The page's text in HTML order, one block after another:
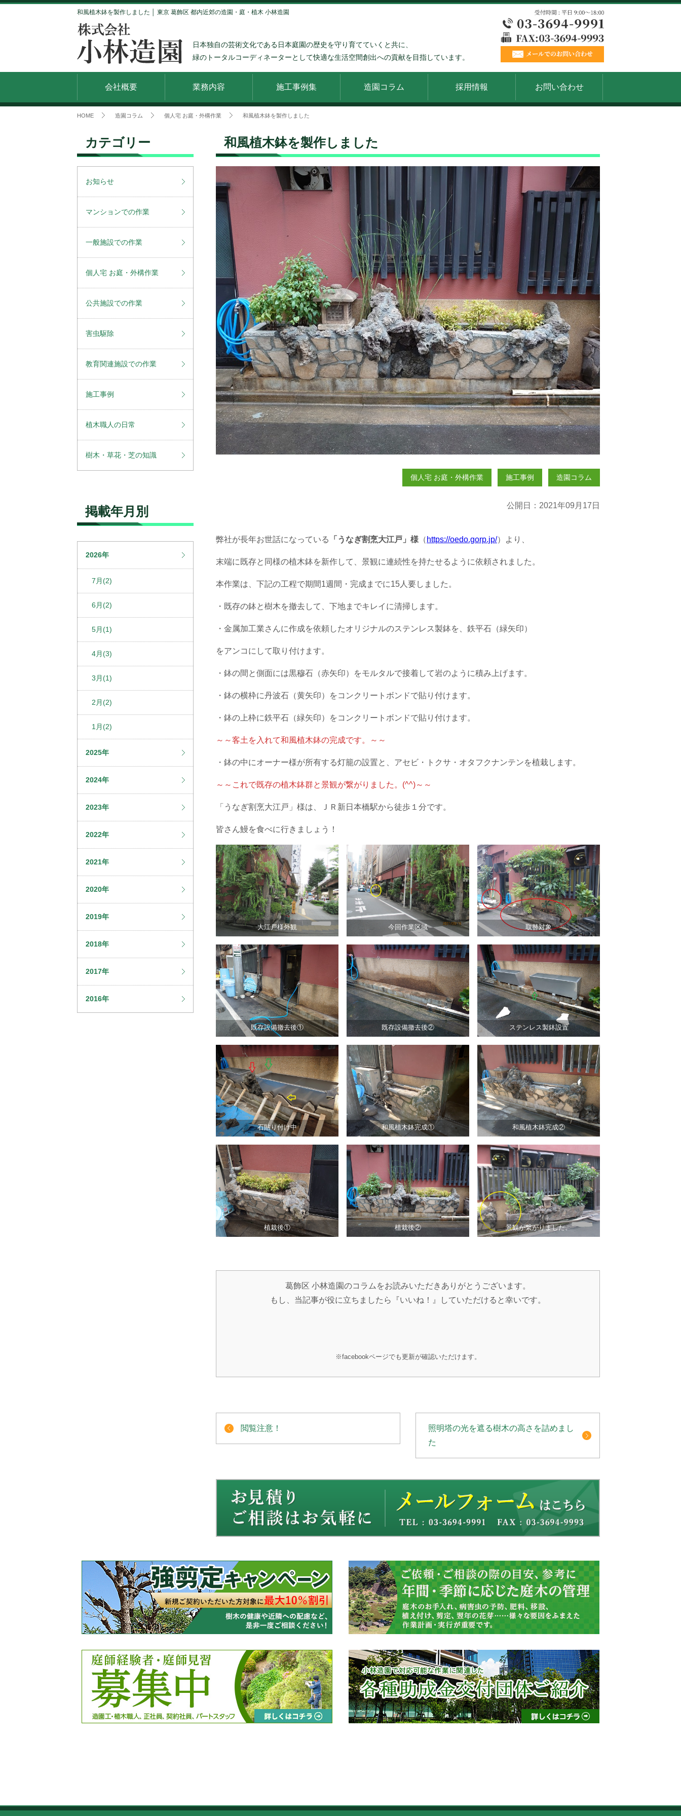
和風植木鉢を製作しました │ 東京 葛飾区 都内近郊の造園・庭・植木 小林造園
日本独自の芸術文化である日本庭園の歴史を守り育てていくと共に、
緑のトータルコーディネーターとして快適な生活空間創出への貢献を目指しています。
会社概要 業務内容 施工事例集 造園コラム 採用情報 お問い合わせ
HOME 造園コラム 個人宅 お庭・外構作業 和風植木鉢を製作しました
和風植木鉢を製作しました
個人宅 お庭・外構作業 施工事例 造園コラム
公開日：2021年09月17日
弊社が長年お世話になっている 「うなぎ割烹大江戸」様 （ https://oedo.gorp.jp/）より、
末端に既存と同様の植木鉢を新作して、景観に連続性を持たせるように依頼されました。
本作業は、下記の工程で期間1週間・完成までに15人要しました。
・既存の鉢と樹木を撤去して、下地までキレイに清掃します。
・金属加工業さんに作成を依頼したオリジナルのステンレス製鉢を、鉄平石（緑矢印）
をアンコにして取り付けます。
・鉢の間と側面には黒穆石（赤矢印）をモルタルで接着して岩のように積み上げます。
・鉢の横枠に丹波石（黄矢印）をコンクリートボンドで貼り付けます。
・鉢の上枠に鉄平石（緑矢印）をコンクリートボンドで貼り付けます。
～～客土を入れて和風植木鉢の完成です。～～
・鉢の中にオーナー様が所有する灯籠の設置と、アセビ・トクサ・オタフクナンテンを植栽します。
～～これで既存の植木鉢群と景観が繋がりました。(^^)～～
「うなぎ割烹大江戸」様は、ＪＲ新日本橋駅から徒歩１分です。
皆さん鰻を食べに行きましょう！
大江戸様外観 今回作業区域 取替対象
既存設備撤去後① 既存設備撤去後② ステンレス製鉢設置
石貼り付け中 和風植木鉢完成① 和風植木鉢完成②
植栽後① 植栽後② 景観が繋がりました。
葛飾区 小林造園のコラムをお読みいただきありがとうございます。
もし、当記事が役に立ちましたら『いいね！』していただけると幸いです。
※facebookページでも更新が確認いただけます。
照明塔の光を遮る樹木の高さを詰めまし
た
閲覧注意！
カテゴリー
お知らせ
マンションでの作業
一般施設での作業
個人宅 お庭・外構作業
公共施設での作業
害虫駆除
教育関連施設での作業
施工事例
植木職人の日常
樹木・草花・芝の知識
掲載年月別
2026年
7月(2)
6月(2)
5月(1)
4月(3)
3月(1)
2月(2)
1月(2)
2025年
2024年
2023年
2022年
2021年
2020年
2019年
2018年
2017年
2016年